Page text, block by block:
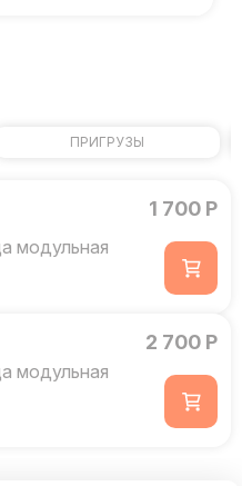
ПРИГРУЗЫ
модульная
1 700 Р
модульная
2 700 Р